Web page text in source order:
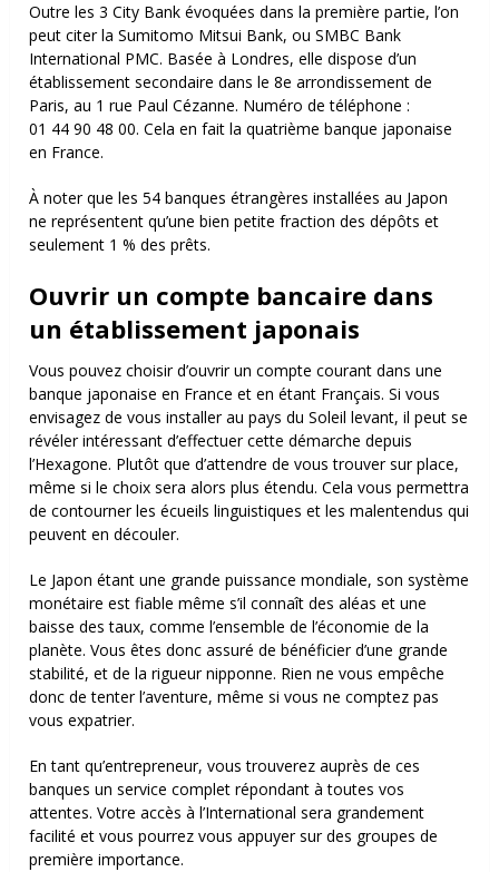
Outre les 3 City Bank évoquées dans la première partie, l’on
peut citer la Sumitomo Mitsui Bank, ou SMBC Bank
International PMC. Basée à Londres, elle dispose d’un
établissement secondaire dans le 8e arrondissement de
Paris, au 1 rue Paul Cézanne. Numéro de téléphone :
01 44 90 48 00. Cela en fait la quatrième banque japonaise
en France.
À noter que les 54 banques étrangères installées au Japon
ne représentent qu’une bien petite fraction des dépôts et
seulement 1 % des prêts.
Ouvrir un compte bancaire dans
un établissement japonais
Vous pouvez choisir d’ouvrir un compte courant dans une
banque japonaise en France et en étant Français. Si vous
envisagez de vous installer au pays du Soleil levant, il peut se
révéler intéressant d’effectuer cette démarche depuis
l’Hexagone. Plutôt que d’attendre de vous trouver sur place,
même si le choix sera alors plus étendu. Cela vous permettra
de contourner les écueils linguistiques et les malentendus qui
peuvent en découler.
Le Japon étant une grande puissance mondiale, son système
monétaire est fiable même s’il connaît des aléas et une
baisse des taux, comme l’ensemble de l’économie de la
planète. Vous êtes donc assuré de bénéficier d’une grande
stabilité, et de la rigueur nipponne. Rien ne vous empêche
donc de tenter l’aventure, même si vous ne comptez pas
vous expatrier.
En tant qu’entrepreneur, vous trouverez auprès de ces
banques un service complet répondant à toutes vos
attentes. Votre accès à l’International sera grandement
facilité et vous pourrez vous appuyer sur des groupes de
première importance.